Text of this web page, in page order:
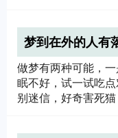
梦到在外的人有
做梦有两种可能，
眠不好，试一试吃
别迷信，好奇害死